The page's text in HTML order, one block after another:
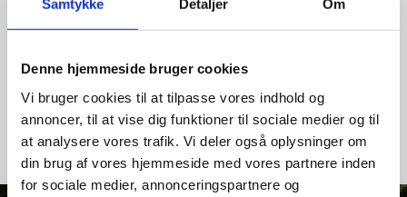
Samtykke Detaljer Om
Denne hjemmeside bruger cookies
Vi bruger cookies til at tilpasse vores indhold og
annoncer, til at vise dig funktioner til sociale medier og til
at analysere vores trafik. Vi deler også oplysninger om
din brug af vores hjemmeside med vores partnere inden
for sociale medier, annonceringspartnere og
2020 Dm sølv Odense Håndbold
KONTAKT
susanne@vies.dk